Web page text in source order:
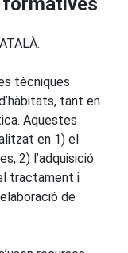
tècniques
tant en
Aquestes
en 1) el
2) l’adquisició
tractament i
de